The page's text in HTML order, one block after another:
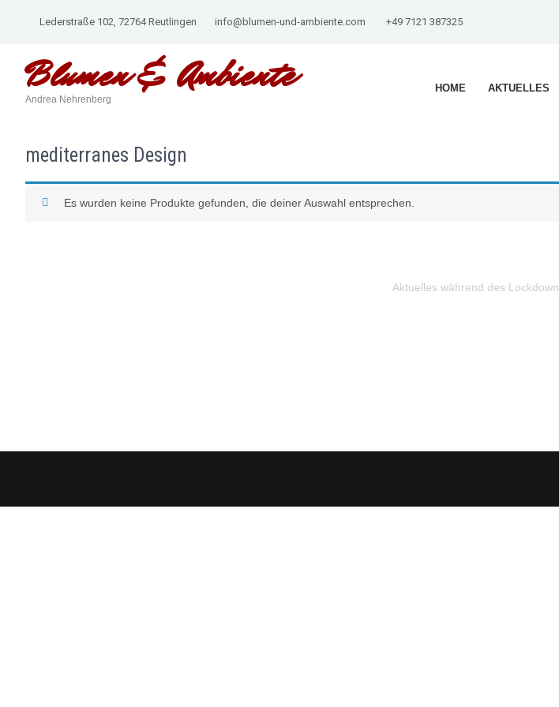
Lederstraße 102, 72764 Reutlingen info@blumen-und-ambiente.com +49 7121 387325
Blumen &Ambiente
Andrea Nehrenberg
HOME AKTUELLES
mediterranes Design
Es wurden keine Produkte gefunden, die deiner Auswahl entsprechen.
Aktuelles während des Lockdown